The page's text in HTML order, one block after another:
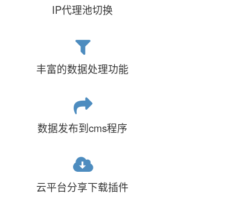
IP代理池切换
丰富的数据处理功能
数据发布到cms程序
云平台分享下载插件